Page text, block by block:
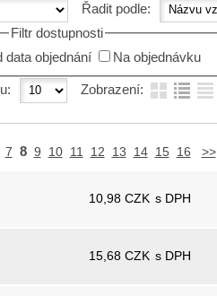
Řadit podle:
Filtr dostupnosti
data objednání
Na objednávku
Zobrazení:
7 8 9 10 11 12 13 14 15 16 >>
10,98 CZK s DPH
15,68 CZK s DPH